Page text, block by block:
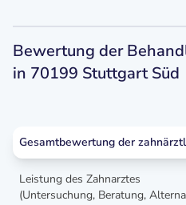
Bewertung der
in 70199 Stuttgart Süd
Gesamtbewertung der
Leistung des Zahnarztes
(Untersuchung, Beratung,